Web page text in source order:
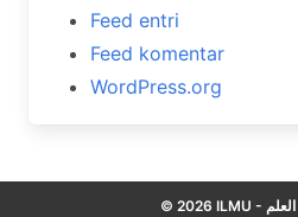
Feed entri
Feed komentar
WordPress.org